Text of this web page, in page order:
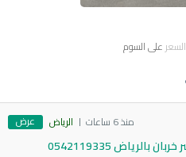
السعر على السوم
منذ 6 ساعات الرياض عرض
0542119335